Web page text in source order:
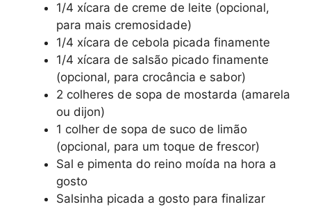
1/4 xícara de creme de leite (opcional,
para mais cremosidade)
1/4 xícara de cebola picada finamente
1/4 xícara de salsão picado finamente
(opcional, para crocância e sabor)
2 colheres de sopa de mostarda (amarela
ou dijon)
1 colher de sopa de suco de limão
(opcional, para um toque de frescor)
Sal e pimenta do reino moída na hora a
gosto
Salsinha picada a gosto para finalizar